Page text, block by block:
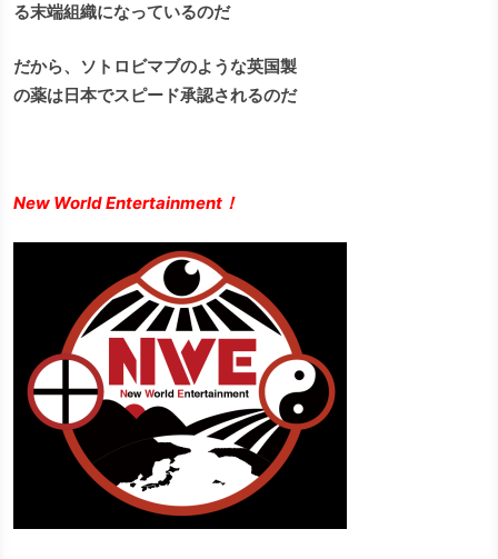
る末端組織になっているのだ
だから、ソトロビマブのような英国製
の薬は日本でスピード承認されるのだ
New World Entertainment！